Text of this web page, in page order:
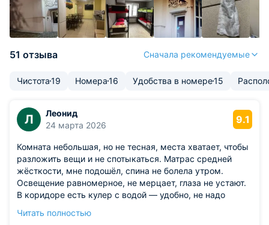
51 отзыва Сначала рекомендуемые
Чистота19 Номера16 Удобства в номере15
Л
Леонид
24 марта 2026
9.1
Комната небольшая, но не тесная, места хватает, чтобы
разложить вещи и не спотыкаться. Матрас средней
жёсткости, мне подошёл, спина не болела утром.
Освещение равномерное, не мерцает, глаза не устают.
В коридоре есть кулер с водой — удобно, не надо
закрываются плотно, приватности хватает.
Читать полностью